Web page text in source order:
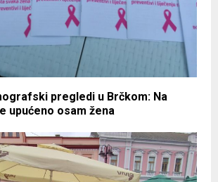
pregledi u Brčkom: Na
upućeno osam žena